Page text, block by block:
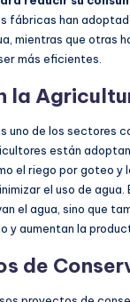
fábricas han
mientras que otras
más eficientes.
la
uno de los sectores
están
el riego por goteo y
el uso de
el agua, sino que
y aumentan la
de